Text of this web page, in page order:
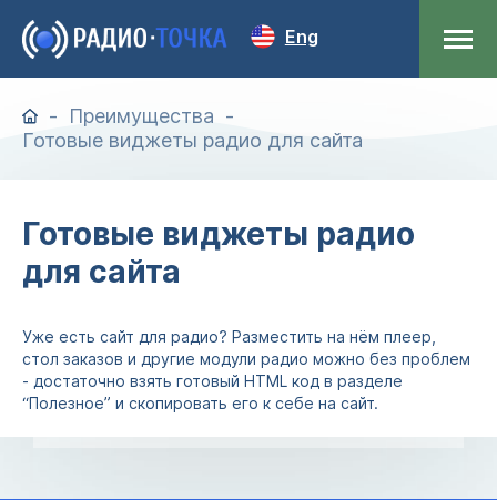
Eng
Преимущества
Готовые виджеты радио для сайта
Готовые виджеты радио
для сайта
Уже есть сайт для радио? Разместить на нём плеер,
стол заказов и другие модули радио можно без проблем
- достаточно взять готовый HTML код в разделе
“Полезное” и скопировать его к себе на сайт.